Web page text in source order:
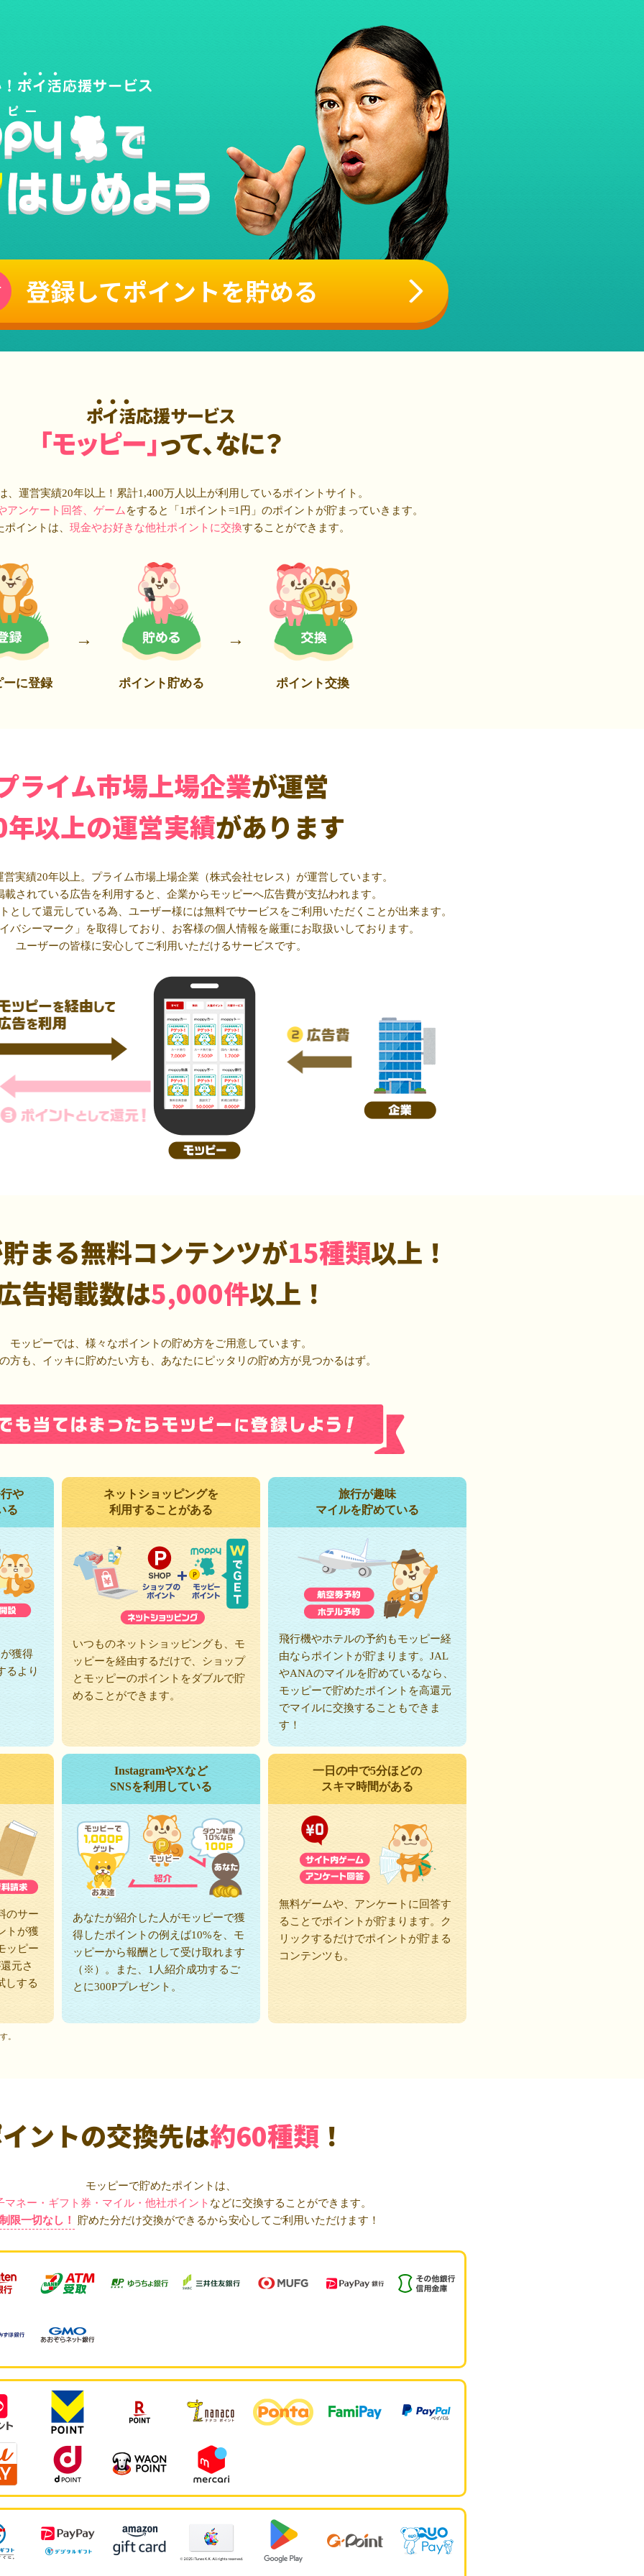
登録してポイントを貯める
ポイ活応援サービス
「モッピー」って、なに？
、運営実績20年以上！累計1,400万人 以上が利用しているポイントサイト。
アンケート回答、ゲーム をすると「1ポイント=1円」のポイントが貯まっていきます。
ポイントは、 現金やお好きな他社ポイントに交換することができます。
ーに登録 ポイント貯める ポイント交換
ライム市場上場企業が運営
以上の運営実績があります
実績20年以上。プライム市場上場企業（株式会社セレス）が運営しています。
載されている広告を利用すると、企業からモッピーへ広告費が支払われます。
として還元している為、ユーザー様には無料でサービスをご利用いただくことが出来ます。
バシーマーク」を取得しており、お客様の個人情報を厳重にお取扱いしております。
ユーザーの皆様に安心してご利用いただけるサービスです。
まる無料コンテンツが15種類以上！
告掲載数は5,000件以上！
モッピーでは、様々なポイントの貯め方をご用意しています。
方も、イッキに貯めたい方も、あなたにピッタリの貯め方が見つかるはず。
や
る
獲得
るより
ネットショッピングを
利用することがある
いつものネットショッピングも、モ
ッピーを経由するだけで、ショップ
とモッピーのポイントをダブルで貯
めることができます。
旅行が趣味
マイルを貯めている
飛行機やホテルの予約もモッピー経
由ならポイントが貯まります。JAL
やANAのマイルを貯めているなら、
モッピーで貯めたポイントを高還元
でマイルに交換することもできま
す！
のサー
トが獲
ッピー
元さ
しする
InstagramやXなど
SNSを利用している
あなたが紹介した人がモッピーで獲
得したポイントの例えば10%を、モ
ッピーから報酬として受け取れます
（※）。また、1人紹介成功するご
とに300Pプレゼント。
一日の中で5分ほどの
スキマ時間がある
無料ゲームや、アンケートに回答す
ることでポイントが貯まります。ク
リックするだけでポイントが貯まる
コンテンツも。
。
ントの交換先は約60種類 ！
モッピーで貯めたポイントは、
マネー・ギフト券・マイル・他社ポイント などに交換することができます。
限一切なし！
貯めた分だけ交換ができるから安心してご利用いただけます！